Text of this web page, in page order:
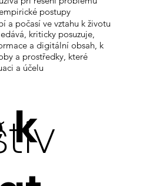
k
a počasí ve vztahu k životu
postupy
kriticky posuzuje,
a digitální obsah, k
a prostředky, které
a účelu